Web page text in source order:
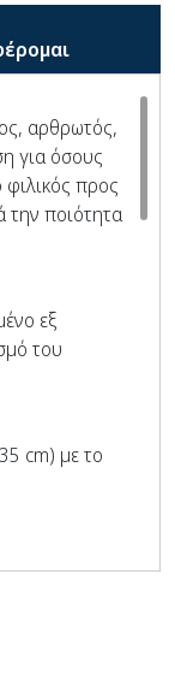
αρθρωτός,
για όσους
προς
την ποιότητα
εξ
του
cm) με το